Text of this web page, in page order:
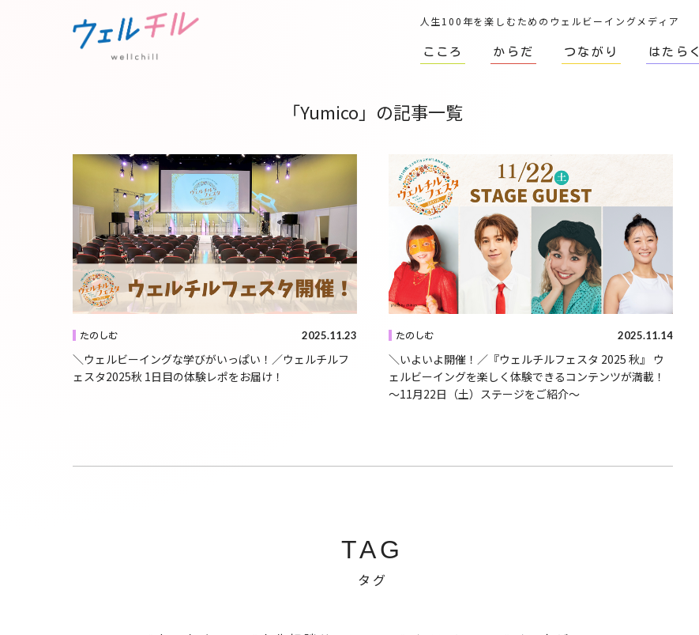
人生100年を楽しむためのウェルビーイングメディア
こころ からだ つながり はたらく
「Yumico」の記事一覧
たのしむ 2025.11.23
＼ウェルビーイングな学びがいっぱい！／ウェルチルフ
ェスタ2025秋 1日目の体験レポをお届け！
たのしむ 2025.11.14
＼いよいよ開催！／『ウェルチルフェスタ 2025 秋』 ウ
ェルビーイングを楽しく体験できるコンテンツが満載！
〜11月22日（土）ステージをご紹介〜
TAG
タグ